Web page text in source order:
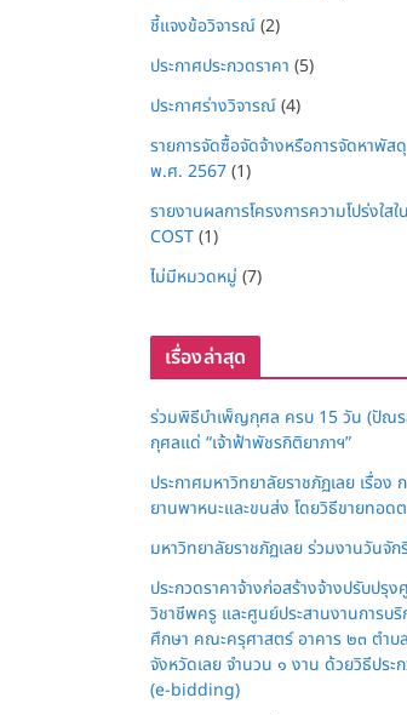
ชี้แจงข้อวิจารณ์(2)
ประกาศประกวดราคา (5)
ประกาศร่างวิจารณ์(4)
รายการจัดซื้อจัดจ้างหรือการจัดหาพัส
พ.ศ. 2567(1)
รายงานผลการโครงการความโปร่งใส
COST(1)
ไม่มีหมวดหมู่ (7)
เรื่องล่าสุด
ร่วมพิธีบำเพ็ญกุศล ครบ 15 วัน (ปัณร
กุศลแด่ “เจ้าฟ้าพัชรกิติยาภาฯ”
ประกาศมหาวิทยาลัยราชภัฏเลย เรื่อ
ยานพาหนะและขนส่ง โดยวิธีขายทอด
มหาวิทยาลัยราชภัฏเลย ร่วมงานวันจั
ประกวดราคาจ้างก่อสร้างจ้างปรับปรุ
วิชาชีพครู และศูนย์ประสานงานการบ
ศึกษา คณะครุศาสตร์ อาคาร ๒๓ ตำบล
จังหวัดเลย จำนวน ๑ งาน ด้วยวิธีประ
(e-bidding)